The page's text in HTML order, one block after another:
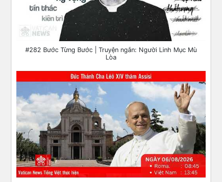
#282 Bước Từng Bước | Truyện ngắn: Người Linh Mục Mù
Lòa